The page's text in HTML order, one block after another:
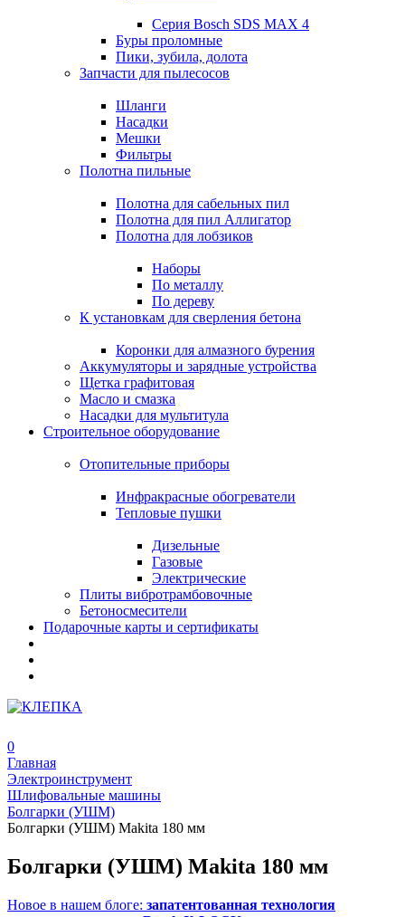
Серия Bosch SDS MAX 4
Буры проломные
Пики, зубила, долота
Запчасти для пылесосов
Шланги
Насадки
Мешки
Фильтры
Полотна пильные
Полотна для сабельных пил
Полотна для пил Аллигатор
Полотна для лобзиков
Наборы
По металлу
По дереву
К установкам для сверления бетона
Коронки для алмазного бурения
Аккумуляторы и зарядные устройства
Щетка графитовая
Масло и смазка
Насадки для мультитула
Строительное оборудование
Отопительные приборы
Инфракрасные обогреватели
Тепловые пушки
Дизельные
Газовые
Электрические
Плиты вибротрамбовочные
Бетоносмесители
Подарочные карты и сертификаты
0
Главная
Электроинструмент
Шлифовальные машины
Болгарки (УШМ)
Болгарки (УШМ) Makita 180 мм
Болгарки (УШМ) Makita 180 мм
Новое в нашем блоге: запатентованная технология